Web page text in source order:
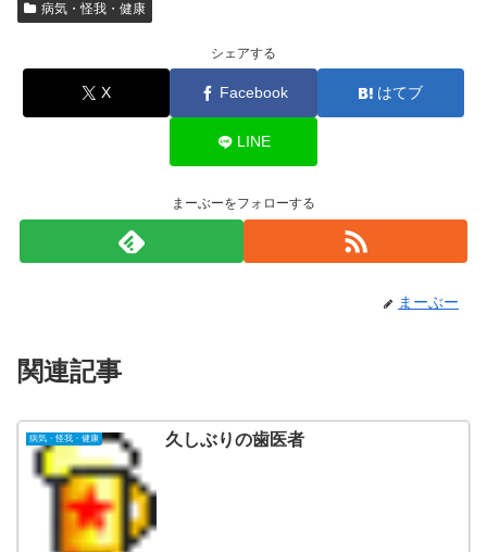
病気・怪我・健康
シェアする
X Facebook はてブ
LINE
まーぶーをフォローする
まーぶー
関連記事
病気・怪我・健康 久しぶりの歯医者